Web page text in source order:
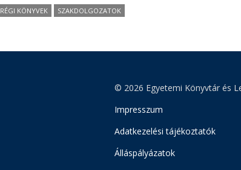
RÉGI KÖNYVEK SZAKDOLGOZATOK
© 2026 Egyetemi Könyvtár és
Impresszum
Adatkezelési tájékoztatók
Álláspályázatok